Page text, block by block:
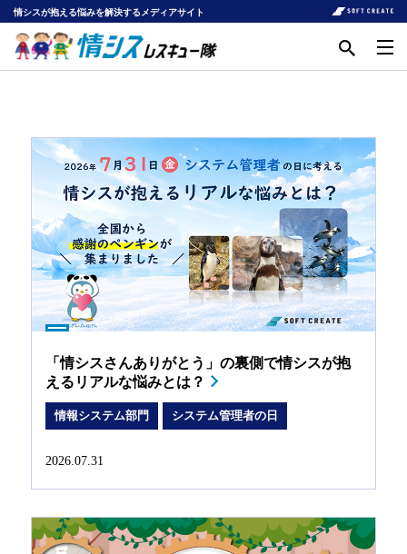
情シスが抱える悩みを解決するメディアサイト
「情シスさんありがとう」の裏側で情シスが抱
えるリアルな悩みとは？
情報システム部門 システム管理者の日
2026.07.31